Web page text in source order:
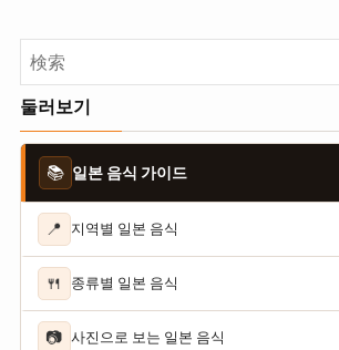
둘러보기
📚 일본 음식 가이드
📍 지역별 일본 음식
🍴 종류별 일본 음식
📷 사진으로 보는 일본 음식